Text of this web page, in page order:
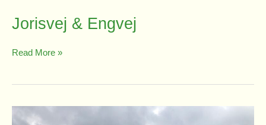
Jorisvej & Engvej
Jorisvej
Read More »